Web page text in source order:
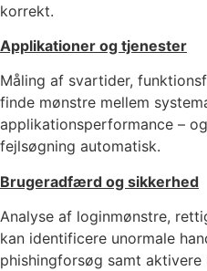
korrekt.
Applikationer og tjenester
Måling af svartider,
finde mønstre mellem
applikationsperformance –
fejlsøgning automatisk.
Brugeradfærd og sikkerhed
Analyse af loginmønstre,
kan identificere unormale
phishingforsøg samt